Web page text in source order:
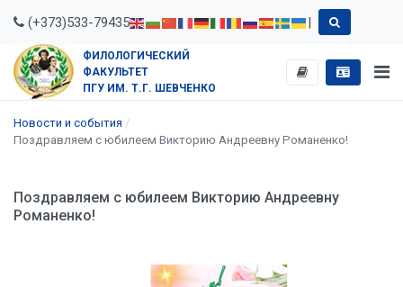
(+373)533-79435 |
ФИЛОЛОГИЧЕСКИЙ
ФАКУЛЬТЕТ
ПГУ ИМ. Т.Г. ШЕВЧЕНКО
Новости и события
Поздравляем с юбилеем Викторию Андреевну Романенко!
Поздравляем с юбилеем Викторию Андреевну
Романенко!